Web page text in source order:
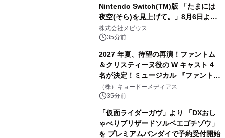
Nintendo Switch(TM)版 「たまには
夜空(そら)を見上げて。」8月6日より
配信開始！
株式会社メビウス
35分前
2027 年夏、待望の再演！ファントム
＆クリスティーヌ役の W キャスト 4
名が決定！ミュージカル 『ファント
ム』
（株）キョードーメディアス
35分前
「仮面ライダーガヴ」より 「DXおし
ゃべりブリザードソルベエゴチゾウ」
を プレミアムバンダイで予約受付開始